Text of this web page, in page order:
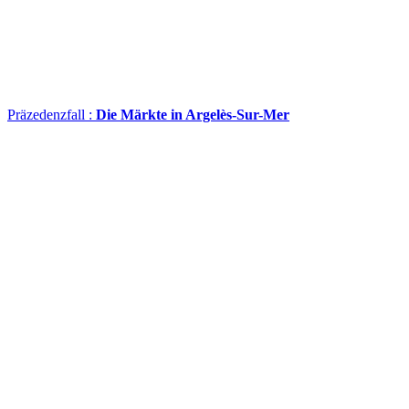
Präzedenzfall : Die Märkte in Argelès-Sur-Mer